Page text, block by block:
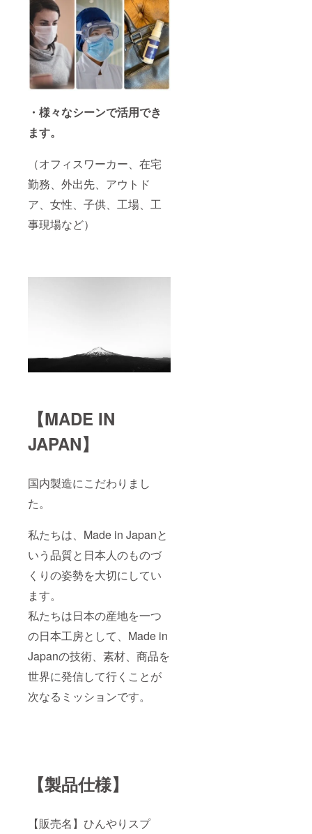
・様々なシーンで活用でき
ます。
（オフィスワーカー、在宅
勤務、外出先、アウトド
ア、女性、子供、工場、工
事現場など）
【MADE IN
JAPAN】
国内製造にこだわりまし
た。
私たちは、Made in Japanと
いう品質と日本人のものづ
くりの姿勢を大切にしてい
ます。
私たちは日本の産地を一つ
の日本工房として、Made in
Japanの技術、素材、商品を
世界に発信して行くことが
次なるミッションです。
【製品仕様】
【販売名】ひんやりスプ